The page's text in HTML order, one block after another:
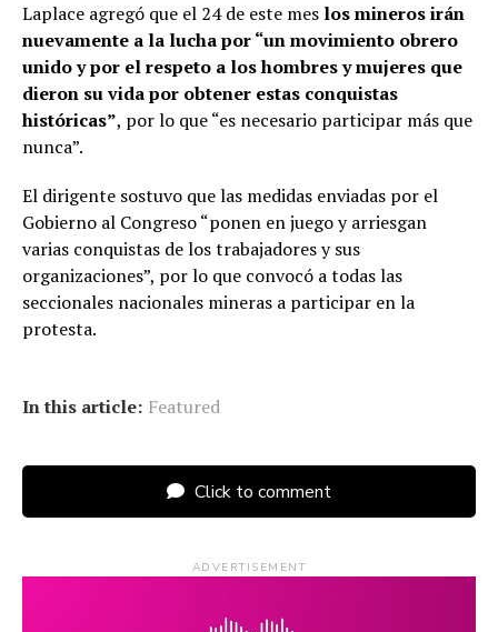
Laplace agregó que el 24 de este mes los mineros irán
nuevamente a la lucha por “un movimiento obrero
unido y por el respeto a los hombres y mujeres que
dieron su vida por obtener estas conquistas
históricas”, por lo que “es necesario participar más que
nunca”.
El dirigente sostuvo que las medidas enviadas por el
Gobierno al Congreso “ponen en juego y arriesgan
varias conquistas de los trabajadores y sus
organizaciones”, por lo que convocó a todas las
seccionales nacionales mineras a participar en la
protesta.
In this article: Featured
Click to comment
ADVERTISEMENT